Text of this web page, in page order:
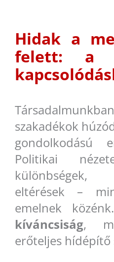
Hidak a
felett: a
szakadékok
gondolkodású
Politikai
eltérések –
emelnek
kíváncsiság,
erőteljes hídépítő